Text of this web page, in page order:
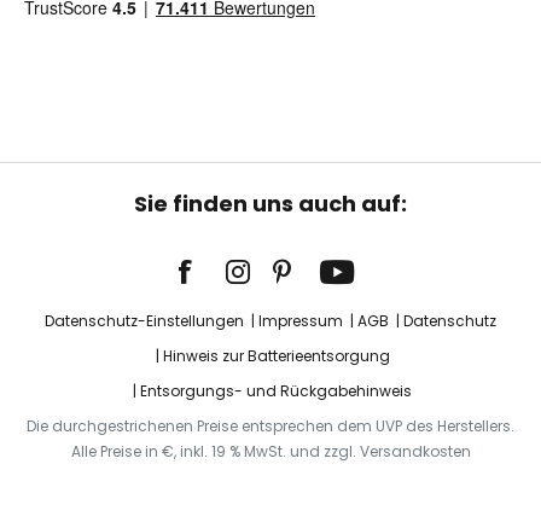
Sie finden uns auch auf:
Datenschutz-Einstellungen Impressum AGB
Datenschutz
Hinweis zur Batterieentsorgung
Entsorgungs- und Rückgabehinweis
Die durchgestrichenen Preise entsprechen dem UVP des Herstellers.
Alle Preise in €, inkl. 19 % MwSt. und zzgl. Versandkosten